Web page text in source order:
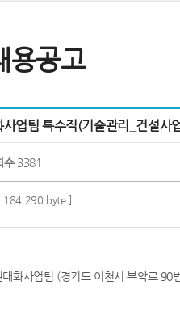
용공고
업팀 특수직(기술관리_건설사
수3381
byte ]
화사업팀 (경기도 이천시 부악로 90